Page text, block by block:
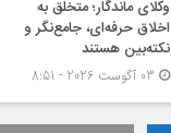
وکلای ماندگار؛ متخلق به
اخلاق حرفه‌ای، جامع‌نگر و
نکته‌بین هستند